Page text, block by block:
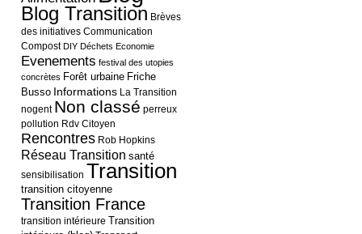
Blog Transition Brèves
des initiatives Communication
Compost DIY Déchets Economie
Evenements festival des utopies
concrètes Forêt urbaine Friche
Busso Informations La Transition
nogent Non classé perreux
pollution Rdv Citoyen
Rencontres Rob Hopkins
Réseau Transition santé
sensibilisation Transition
transition citoyenne
Transition France
transition intérieure Transition